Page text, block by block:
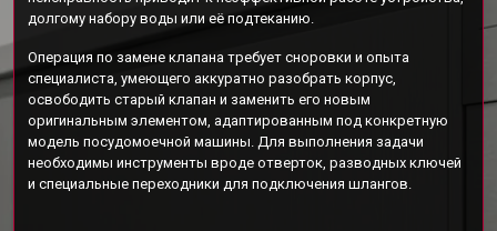
долгому набору воды или её подтеканию.
Операция по замене клапана требует сноровки и опыта
специалиста, умеющего аккуратно разобрать корпус,
освободить старый клапан и заменить его новым
оригинальным элементом, адаптированным под конкретную
модель посудомоечной машины. Для выполнения задачи
необходимы инструменты вроде отверток, разводных ключей
и специальные переходники для подключения шлангов.